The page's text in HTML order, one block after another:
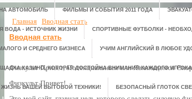
АВТОМОБИЛЬ ФИЛЬМЫ И СОБЫТИЯ 2011 ГОДА
ВОДА - ИСТОЧНИК ЖИЗНИ СПОРТИВНЫЕ ФУТБОЛКИ -
И СРЕДНЕГО БИЗНЕСА УЧИМ АНГЛИЙСКИЙ В ЛЮБОЕ
КАЗИНО, КОТОРАЯ ДОСТОЙНА ВНИМАНИЯ КАЖДОГО
ЖИЗНЬ ВАШЕЙ БЫТОВОЙ ТЕХНИКИ! БЕЗОПАСНЫЙ ГЛОТОК
Главная Вводная стать
Вводная стать
Физкульт Привет, Потенциальным или Являющемся
Физкульт Привет!